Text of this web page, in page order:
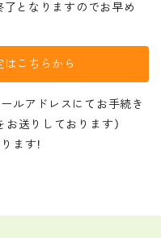
了となりますのでお早め
こちらから
ルアドレスにてお手続き
お送りしております）
ます！